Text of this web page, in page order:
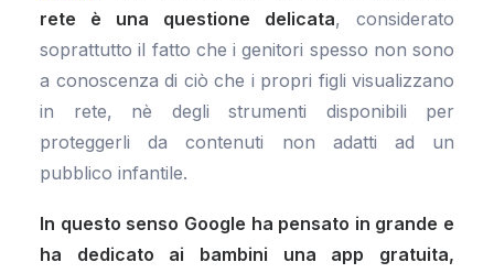
rete è una questione delicata, considerato
soprattutto il fatto che i genitori spesso non sono
a conoscenza di ciò che i propri figli visualizzano
in rete, nè degli strumenti disponibili per
proteggerli da contenuti non adatti ad un
pubblico infantile.
In questo senso Google ha pensato in grande e
ha dedicato ai bambini una app gratuita,